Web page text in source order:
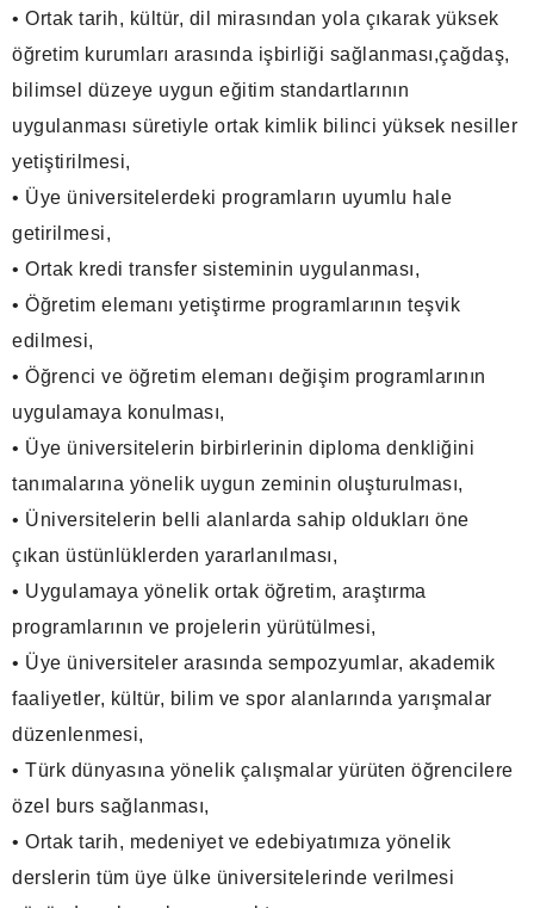
• Ortak tarih, kültür, dil mirasından yola çıkarak yüksek
öğretim kurumları arasında işbirliği sağlanması,çağdaş,
bilimsel düzeye uygun eğitim standartlarının
uygulanması süretiyle ortak kimlik bilinci yüksek nesiller
yetiştirilmesi,
• Üye üniversitelerdeki programların uyumlu hale
getirilmesi,
• Ortak kredi transfer sisteminin uygulanması,
• Öğretim elemanı yetiştirme programlarının teşvik
edilmesi,
• Öğrenci ve öğretim elemanı değişim programlarının
uygulamaya konulması,
• Üye üniversitelerin birbirlerinin diploma denkliğini
tanımalarına yönelik uygun zeminin oluşturulması,
• Üniversitelerin belli alanlarda sahip oldukları öne
çıkan üstünlüklerden yararlanılması,
• Uygulamaya yönelik ortak öğretim, araştırma
programlarının ve projelerin yürütülmesi,
• Üye üniversiteler arasında sempozyumlar, akademik
faaliyetler, kültür, bilim ve spor alanlarında yarışmalar
düzenlenmesi,
• Türk dünyasına yönelik çalışmalar yürüten öğrencilere
özel burs sağlanması,
• Ortak tarih, medeniyet ve edebiyatımıza yönelik
derslerin tüm üye ülke üniversitelerinde verilmesi